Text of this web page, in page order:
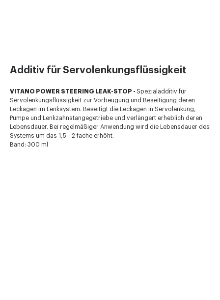
Additiv für Servolenkungsflüssigkeit
VITANO POWER STEERING LEAK-STOP - Spezialadditiv für
Servolenkungsflüssigkeit zur Vorbeugung und Beseitigung deren
Leckagen im Lenksystem. Beseitigt die Leckagen in Servolenkung,
Pumpe und Lenkzahnstangegetriebe und verlängert erheblich deren
Lebensdauer. Bei regelmäßiger Anwendung wird die Lebensdauer des
Systems um das 1,5 - 2 fache erhöht.
Band: 300 ml